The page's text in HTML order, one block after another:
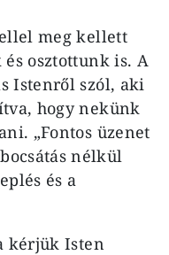
meg kellett
osztottunk is. A
Istenről szól, aki
hogy nekünk
„Fontos üzenet
nélkül
és a
kérjük Isten